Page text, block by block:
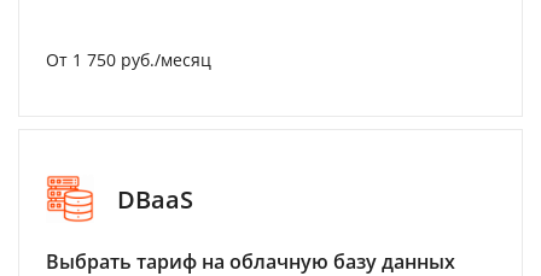
От 1 750 руб./месяц
DBaaS
Выбрать тариф на облачную базу данных